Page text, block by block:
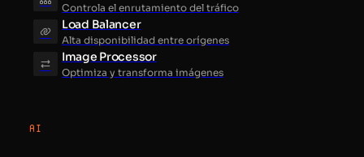
Controla el enrutamiento del tráfico
Load Balancer
Alta disponibilidad entre orígenes
Image Processor
Optimiza y transforma imágenes
AI